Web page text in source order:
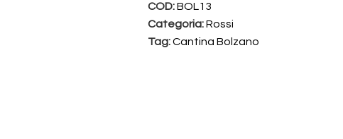
COD:BOL13
Categoria:Rossi
Tag:Cantina Bolzano